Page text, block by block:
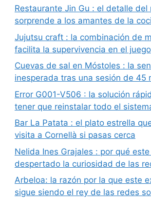
Restaurante Jin Gu : el detalle del
sorprende a los amantes de la
Jujutsu craft : la combinación de
facilita la supervivencia en el juego
Cuevas de sal en Móstoles : la
inesperada tras una sesión de 45
Error G001-V506 : la solución
tener que reinstalar todo el
Bar La Patata : el plato estrella
visita a Cornellà si pasas cerca
Nelida Ines Grajales : por qué
despertado la curiosidad de las
Arbeloa: la razón por la que este
sigue siendo el rey de las redes